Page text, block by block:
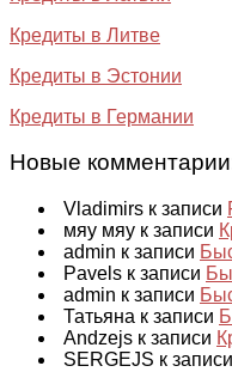
Кредиты в Литве
Кредиты в Эстонии
Кредиты в Германии
Новые
Vladimirs к записи
мяу мяу к записи
admin к записи
Pavels к записи
admin к записи
Татьяна к записи
Andzejs к записи
SERGEJS к записи